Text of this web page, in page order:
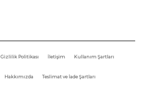
Gizlilik Politikası İletişim Kullanım Şartları
Hakkımızda Teslimat ve İade Şartları